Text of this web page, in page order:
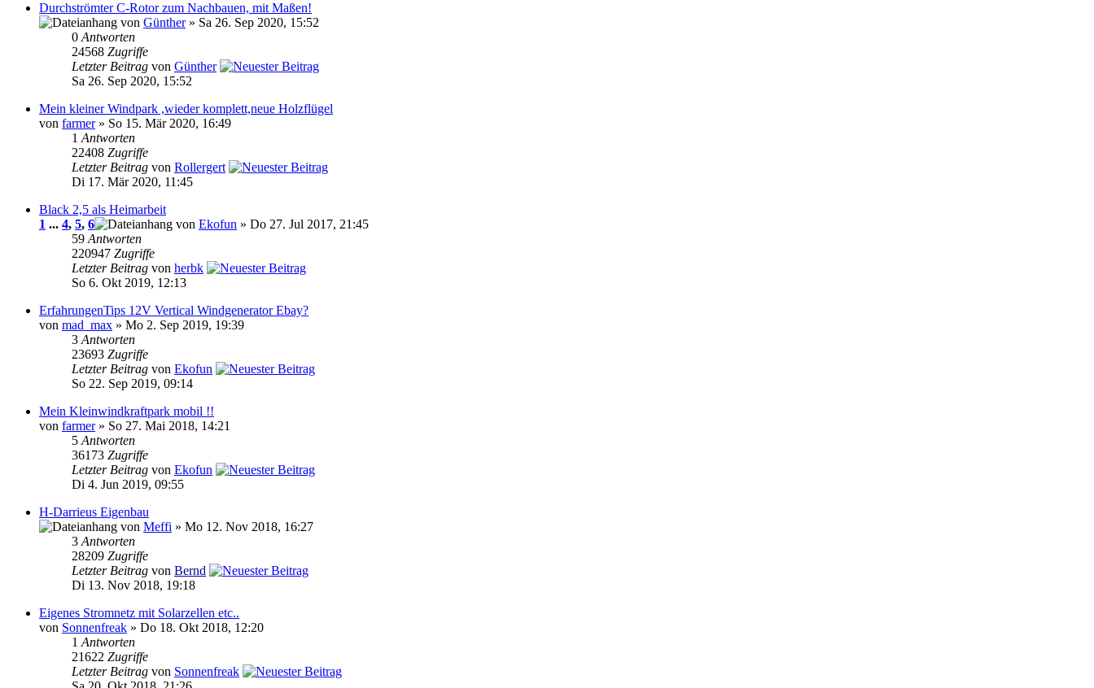
Durchströmter C-Rotor zum Nachbauen, mit Maßen!
von Günther» Sa 26. Sep 2020, 15:52
0 Antworten
24568 Zugriffe
Letzter Beitrag von Günther
Sa 26. Sep 2020, 15:52
Mein kleiner Windpark ,wieder komplett,neue Holzflügel
von farmer» So 15. Mär 2020, 16:49
1 Antworten
22408 Zugriffe
Letzter Beitrag von Rollergert
Di 17. Mär 2020, 11:45
Black 2,5 als Heimarbeit
1 ... 4, 5, 6 von Ekofun » Do 27. Jul 2017, 21:45
59 Antworten
220947 Zugriffe
Letzter Beitrag von herbk
So 6. Okt 2019, 12:13
ErfahrungenTips 12V Vertical Windgenerator Ebay?
von mad_max » Mo 2. Sep 2019, 19:39
3 Antworten
23693 Zugriffe
Letzter Beitrag von Ekofun
So 22. Sep 2019, 09:14
Mein Kleinwindkraftpark mobil !!
von farmer» So 27. Mai 2018, 14:21
5 Antworten
36173 Zugriffe
Letzter Beitrag von Ekofun
Di 4. Jun 2019, 09:55
H-Darrieus Eigenbau
von Meffi » Mo 12. Nov 2018, 16:27
3 Antworten
28209 Zugriffe
Letzter Beitrag von Bernd
Di 13. Nov 2018, 19:18
Eigenes Stromnetz mit Solarzellen etc..
von Sonnenfreak » Do 18. Okt 2018, 12:20
1 Antworten
21622 Zugriffe
Letzter Beitrag von Sonnenfreak